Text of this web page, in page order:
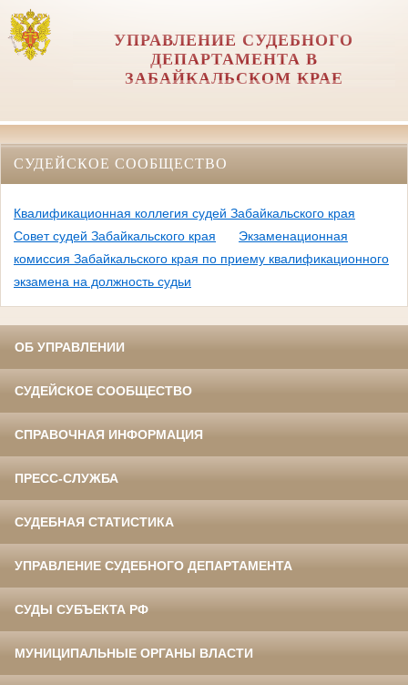
УПРАВЛЕНИЕ СУДЕБНОГО
ДЕПАРТАМЕНТА В
ЗАБАЙКАЛЬСКОМ КРАЕ
СУДЕЙСКОЕ СООБЩЕСТВО
Квалификационная коллегия судей Забайкальского края
Совет судей Забайкальского края
Экзаменационная
комиссия Забайкальского края по приему квалификационного
экзамена на должность судьи
ОБ УПРАВЛЕНИИ
СУДЕЙСКОЕ СООБЩЕСТВО
СПРАВОЧНАЯ ИНФОРМАЦИЯ
ПРЕСС-СЛУЖБА
СУДЕБНАЯ СТАТИСТИКА
УПРАВЛЕНИЕ СУДЕБНОГО ДЕПАРТАМЕНТА
СУДЫ СУБЪЕКТА РФ
МУНИЦИПАЛЬНЫЕ ОРГАНЫ ВЛАСТИ